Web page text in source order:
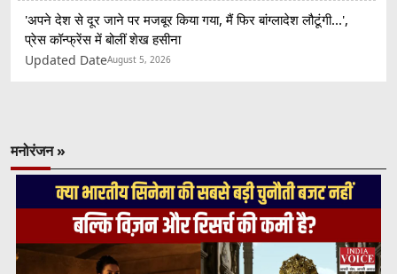
'अपने देश से दूर जाने पर मजबूर किया गया, मैं फिर बांग्लादेश लौटूंगी...',
प्रेस कॉन्फ्रेंस में बोलीं शेख हसीना
Updated DateAugust 5, 2026
मनोरंजन »